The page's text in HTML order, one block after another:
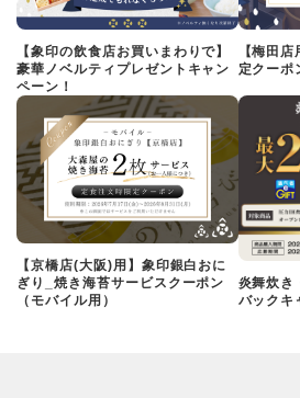
【象印の飲食店お買いまわりで】
豪華ノベルティプレゼントキャン
ペーン！
【梅田
定クーポ
【京橋店(大阪)用】象印銀白おに
ぎり_焼き海苔サービスクーポン
（モバイル用）
炎舞炊き
バックキ